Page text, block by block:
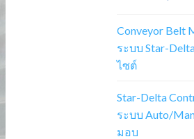
Conveyor Belt
ระบบ Star-
ไซต์
Star-Delta
ระบบ Auto/
มอบ